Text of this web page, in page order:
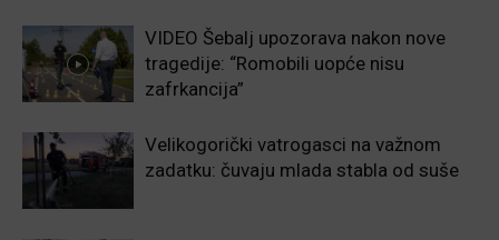
VIDEO Šebalj upozorava nakon nove
tragedije: “Romobili uopće nisu
zafrkancija”
Velikogorički vatrogasci na važnom
zadatku: čuvaju mlada stabla od suše